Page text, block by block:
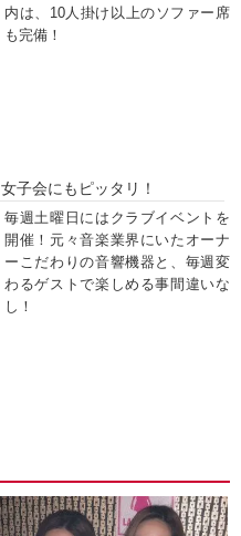
内は、10人掛け以上のソファー席
も完備！
女子会にもピッタリ！
毎週土曜日にはクラブイベントを
開催！元々音楽業界にいたオーナ
ーこだわりの音響機器と、毎週変
わるゲストで楽しめる事間違いな
し！